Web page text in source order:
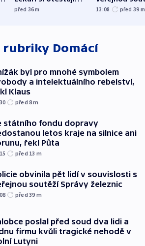
každý řez, říká
před 36m
Správy
13:08 před 39 m
rubriky Domácí
byl pro mnohé symbolem
a intelektuálního rebelství,
Klaus
před 8m
státního fondu dopravy
letos kraje na silnice ani
řekl Půta
před 13 m
obvinila pět lidí v souvislosti s
soutěží Správy železnic
před 39 m
poslal před soud dva lidi a
firmu kvůli tragické nehodě v
Lutyni